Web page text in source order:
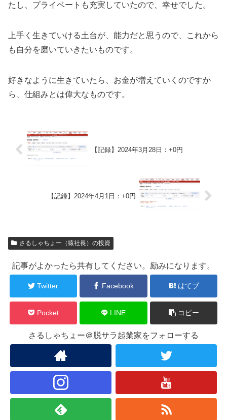
たし、プライベートも充実していたので、幸せでした。
上手く生きていける土台が、能力だと思うので、これから
も自分を磨いていきたいものです。
好きなように生きていたら、お金が増えていくのですか
ら、仕組みとは偉大なものです。
【記録】2024年3月28日：+0円
【記録】2024年4月1日：+0円
さるしゃちょー（猿社長）の投資
記事がよかったら共有してください。励みになります。
Twitter Facebook はてブ
Pocket LINE コピー
さるしゃちょー＠脱サラ起業家をフォローする